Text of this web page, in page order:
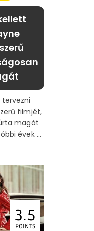
tervezni
filmjét,
magát
évek ...
3.5
POINTS